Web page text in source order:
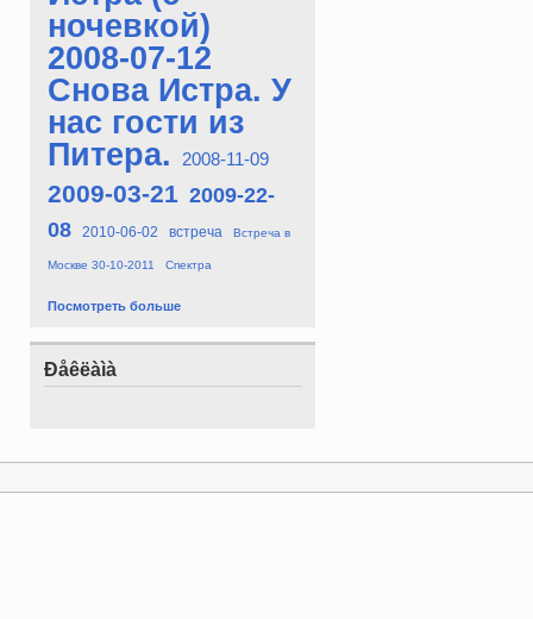
ночевкой)
2008-07-12
Снова Истра. У
нас гости из
Питера.
2008-11-09
2009-03-21 2009-22-
08
2010-06-02 встреча Встреча в
Москве 30-10-2011 Спектра
Посмотреть больше
Ðåêëàìà